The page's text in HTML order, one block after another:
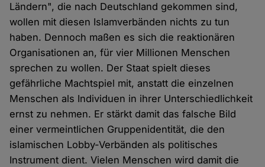
Ländern", die nach Deutschland gekommen sind,
wollen mit diesen Islamverbänden nichts zu tun
haben. Dennoch maßen es sich die reaktionären
Organisationen an, für vier Millionen Menschen
sprechen zu wollen. Der Staat spielt dieses
gefährliche Machtspiel mit, anstatt die einzelnen
Menschen als Individuen in ihrer Unterschiedlichkeit
ernst zu nehmen. Er stärkt damit das falsche Bild
einer vermeintlichen Gruppenidentität, die den
islamischen Lobby-Verbänden als politisches
Instrument dient. Vielen Menschen wird damit die